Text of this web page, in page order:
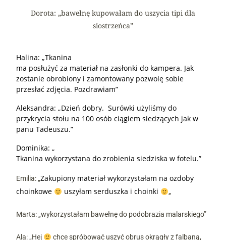
Dorota: „bawełnę kupowałam do uszycia tipi dla
siostrzeńca”
Halina: „Tkanina
ma posłużyć za materiał na zasłonki do kampera. Jak
zostanie obrobiony i zamontowany pozwolę sobie
przesłać zdjęcia. Pozdrawiam”
Aleksandra: „Dzień dobry. Surówki użyliśmy do
przykrycia stołu na 100 osób ciągiem siedzących jak w
panu Tadeuszu.”
Dominika: „
Tkanina wykorzystana do zrobienia siedziska w fotelu.”
Emilia: „Zakupiony materiał wykorzystałam na ozdoby
choinkowe
uszyłam serduszka i choinki „
Marta: „wykorzystałam bawełnę do podobrazia malarskiego”
Ala: „Hej
chce spróbować uszyć obrus okrągły z falbaną,